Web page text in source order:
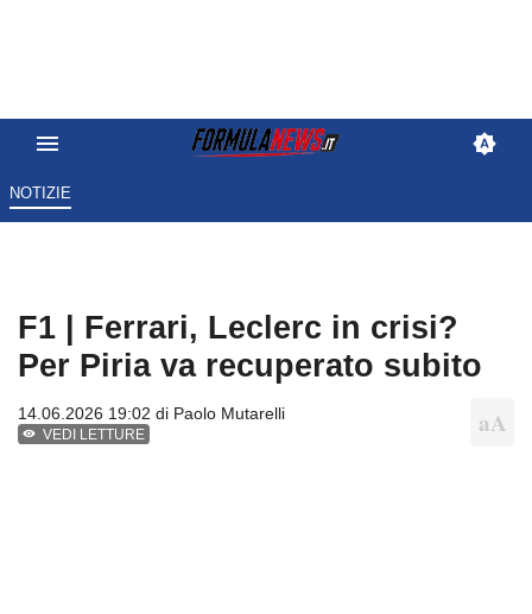
NOTIZIE
F1 | Ferrari, Leclerc in crisi?
Per Piria va recuperato subito
14.06.2026 19:02 di Paolo Mutarelli
VEDI LETTURE